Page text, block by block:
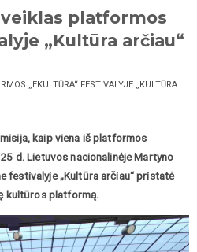
platformos
„Kultūra arčiau“
„EKULTŪRA“ FESTIVALYJE „KULTŪRA
kaip viena iš platformos
d. Lietuvos nacionalinėje Martyno
festivalyje „Kultūra arčiau“ pristatė
kultūros platformą.